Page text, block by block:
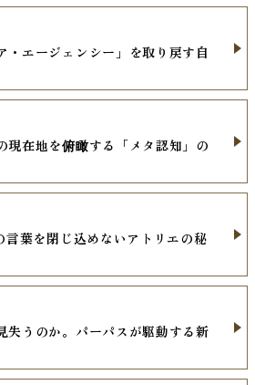
エージェンシー」を取り戻す自
現在地を俯瞰する「メタ認知」の
葉を閉じ込めないアトリエの秘
失うのか。パーパスが駆動する新